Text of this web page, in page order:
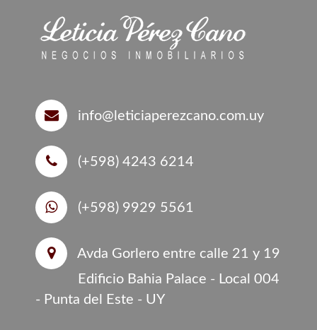
info@leticiaperezcano.com.uy
(+598) 4243 6214
(+598) 9929 5561
Avda Gorlero entre calle 21 y 19
Edificio Bahia Palace - Local 004
- Punta del Este - UY